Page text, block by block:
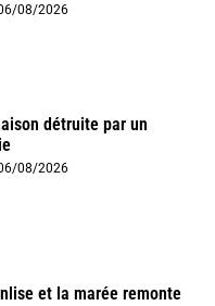
08/2026
détruite par un
08/2026
et la marée remonte